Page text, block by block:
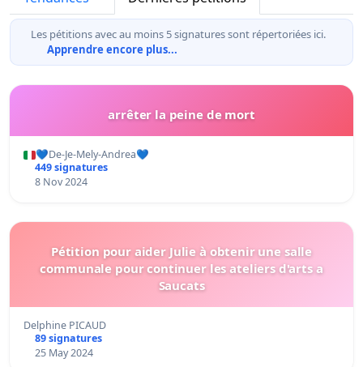
Les pétitions avec au moins 5 signatures sont répertoriées ici.
Apprendre encore plus...
arrêter la peine de mort
💙De-Je-Mely-Andrea💙
449 signatures
8 Nov 2024
Pétition pour aider Julie à obtenir une salle
communale pour continuer les ateliers d'arts a
Saucats
Delphine PICAUD
89 signatures
25 May 2024